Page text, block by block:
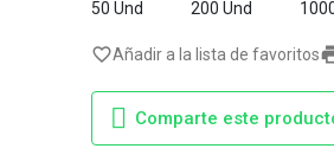
50 Und
200 Und
favorite_borderAñadir a la lista de favoritos
Comparte este